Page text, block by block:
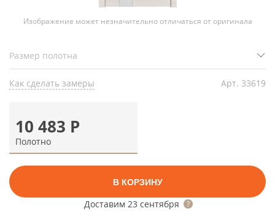
Изображение может незначительно отличаться от оригинала
Как сделать замеры Арт. 33619
10 483 Р
Полотно
В КОРЗИНУ
Доставим 23 сентября